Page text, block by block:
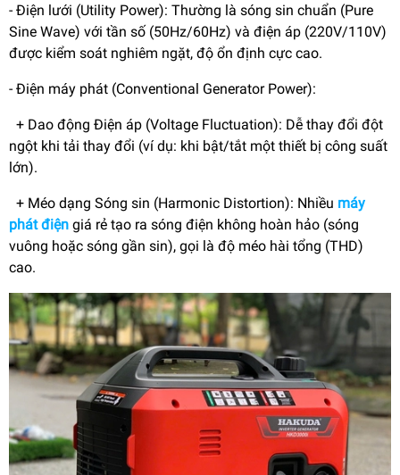
- Điện lưới (Utility Power): Thường là sóng sin chuẩn (Pure
Sine Wave) với tần số (50Hz/60Hz) và điện áp (220V/110V)
được kiểm soát nghiêm ngặt, độ ổn định cực cao.
- Điện máy phát (Conventional Generator Power):
+ Dao động Điện áp (Voltage Fluctuation): Dễ thay đổi đột
ngột khi tải thay đổi (ví dụ: khi bật/tắt một thiết bị công suất
lớn).
+ Méo dạng Sóng sin (Harmonic Distortion): Nhiều máy
phát điện giá rẻ tạo ra sóng điện không hoàn hảo (sóng
vuông hoặc sóng gần sin), gọi là độ méo hài tổng (THD)
cao.